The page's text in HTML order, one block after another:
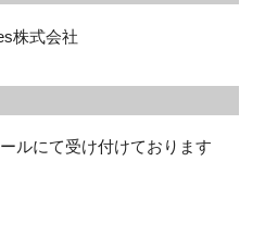
株式会社
ルにて受け付けております